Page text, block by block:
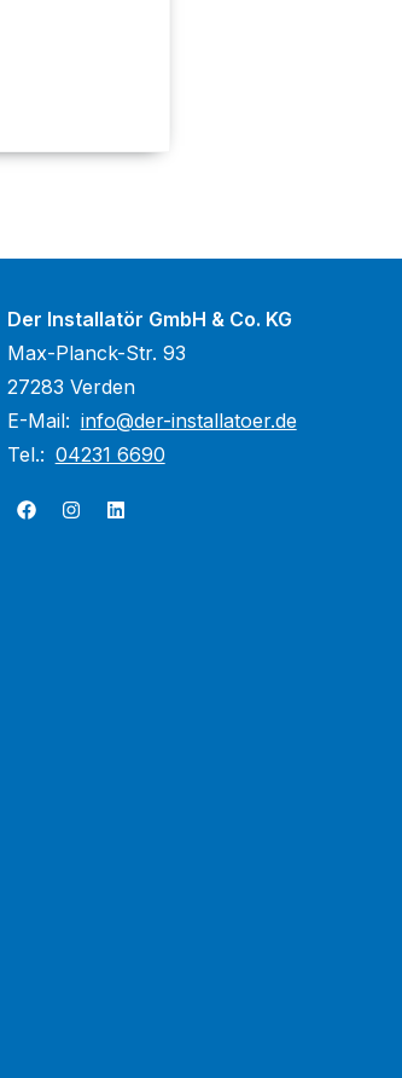
Der Installatör GmbH & Co. KG
Max-Planck-Str. 93
27283 Verden
E-Mail: info@der-installatoer.de
Tel.: 04231 6690